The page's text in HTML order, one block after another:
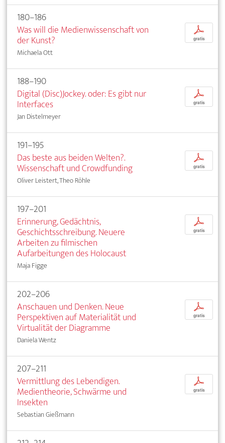
180–186
Was will die Medienwissenschaft von
der Kunst?
Michaela Ott
p
gratis
188–190
Digital (Disc)Jockey. oder: Es gibt nur
Interfaces
Jan Distelmeyer
p
gratis
191–195
Das beste aus beiden Welten?.
Wissenschaft und Crowdfunding
Oliver Leistert, Theo Röhle
p
gratis
197–201
Erinnerung, Gedächtnis,
Geschichtsschreibung. Neuere
Arbeiten zu filmischen
Aufarbeitungen des Holocaust
Maja Figge
p
gratis
202–206
Anschauen und Denken. Neue
Perspektiven auf Materialität und
Virtualität der Diagramme
Daniela Wentz
p
gratis
207–211
Vermittlung des Lebendigen.
Medientheorie, Schwärme und
Insekten
Sebastian Gießmann
p
gratis